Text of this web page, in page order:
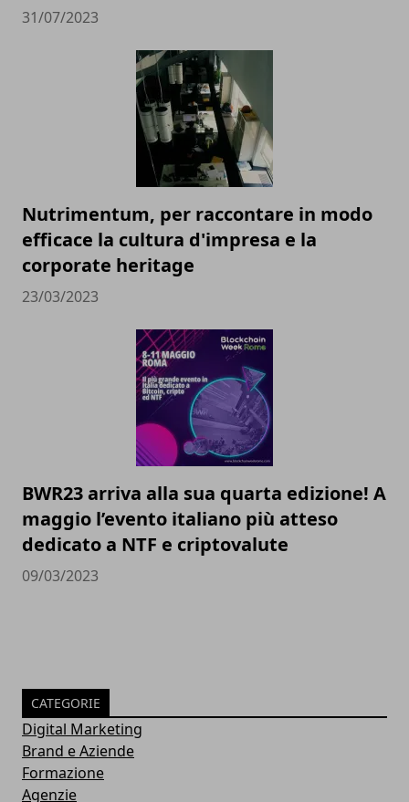
31/07/2023
Nutrimentum, per raccontare in modo
efficace la cultura d'impresa e la
corporate heritage
23/03/2023
BWR23 arriva alla sua quarta edizione! A
maggio l’evento italiano più atteso
dedicato a NTF e criptovalute
09/03/2023
CATEGORIE
Digital Marketing
Brand e Aziende
Formazione
Agenzie